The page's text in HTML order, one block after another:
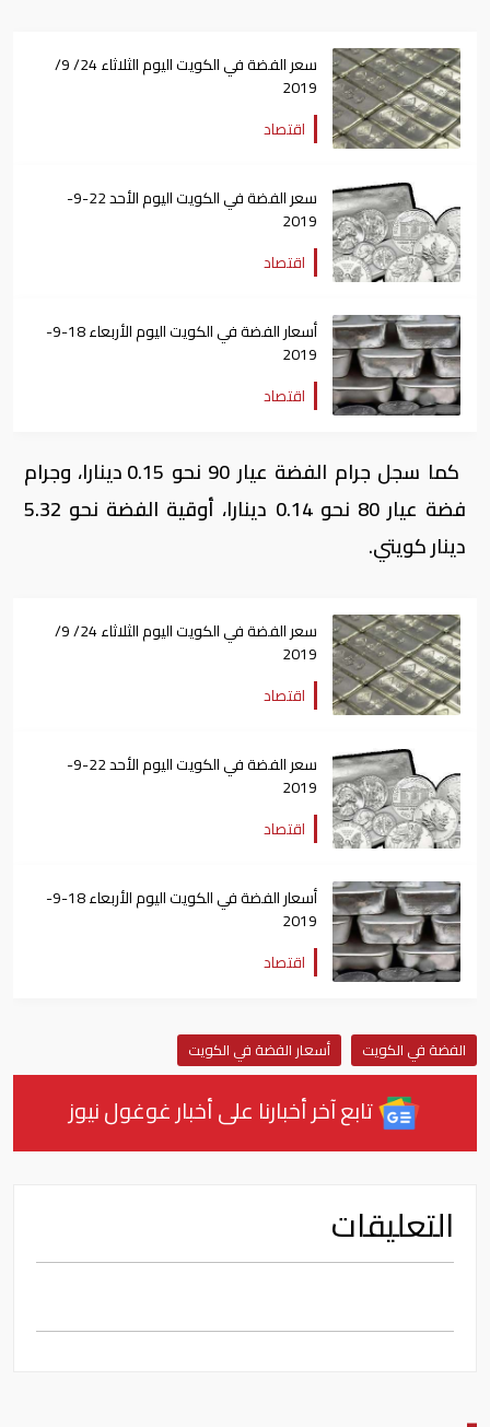
سعر الفضة في الكويت اليوم الثلاثاء 24/ 9/
2019
اقتصاد
سعر الفضة في الكويت اليوم الأحد 22-9-
2019
اقتصاد
أسعار الفضة في الكويت اليوم الأربعاء 18-9-
2019
اقتصاد
كما سجل جرام الفضة عيار 90 نحو 0.15 دينارا، وجرام
فضة عيار 80 نحو 0.14 دينارا، أوقية الفضة نحو 5.32
دينار كويتي.
سعر الفضة في الكويت اليوم الثلاثاء 24/ 9/
2019
اقتصاد
سعر الفضة في الكويت اليوم الأحد 22-9-
2019
اقتصاد
أسعار الفضة في الكويت اليوم الأربعاء 18-9-
2019
اقتصاد
الفضة في الكويت أسعار الفضة في الكويت
تابع آخر أخبارنا على أخبار غوغول نيوز
التعليقات